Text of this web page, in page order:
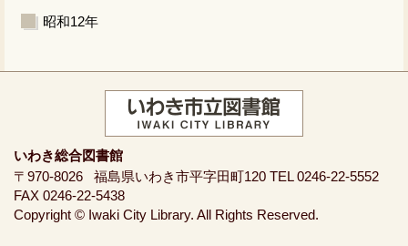
昭和12年
いわき総合図書館
〒970-8026
福島県いわき市平字田町120 TEL 0246-22-5552
FAX 0246-22-5438
Copyright © Iwaki City Library. All Rights Reserved.